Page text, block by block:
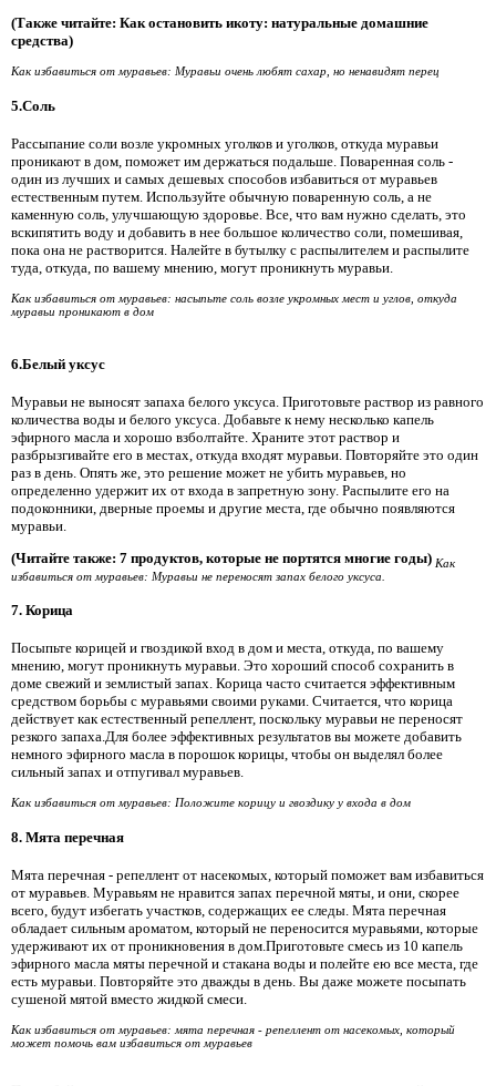
(Также читайте: Как остановить икоту: натуральные домашние
средства)
Как избавиться от муравьев: Муравьи очень любят сахар, но ненавидят перец
5.Соль
Рассыпание соли возле укромных уголков и уголков, откуда муравьи
проникают в дом, поможет им держаться подальше. Поваренная соль -
один из лучших и самых дешевых способов избавиться от муравьев
естественным путем. Используйте обычную поваренную соль, а не
каменную соль, улучшающую здоровье. Все, что вам нужно сделать, это
вскипятить воду и добавить в нее большое количество соли, помешивая,
пока она не растворится. Налейте в бутылку с распылителем и распылите
туда, откуда, по вашему мнению, могут проникнуть муравьи.
Как избавиться от муравьев: насыпьте соль возле укромных мест и углов, откуда
муравьи проникают в дом
6.Белый уксус
Муравьи не выносят запаха белого уксуса. Приготовьте раствор из равного
количества воды и белого уксуса. Добавьте к нему несколько капель
эфирного масла и хорошо взболтайте. Храните этот раствор и
разбрызгивайте его в местах, откуда входят муравьи. Повторяйте это один
раз в день. Опять же, это решение может не убить муравьев, но
определенно удержит их от входа в запретную зону. Распылите его на
подоконники, дверные проемы и другие места, где обычно появляются
муравьи.
(Читайте также: 7 продуктов, которые не портятся многие годы) Как
избавиться от муравьев: Муравьи не переносят запах белого уксуса.
7. Корица
Посыпьте корицей и гвоздикой вход в дом и места, откуда, по вашему
мнению, могут проникнуть муравьи. Это хороший способ сохранить в
доме свежий и землистый запах. Корица часто считается эффективным
средством борьбы с муравьями своими руками. Считается, что корица
действует как естественный репеллент, поскольку муравьи не переносят
резкого запаха.Для более эффективных результатов вы можете добавить
немного эфирного масла в порошок корицы, чтобы он выделял более
сильный запах и отпугивал муравьев.
Как избавиться от муравьев: Положите корицу и гвоздику у входа в дом
8. Мята перечная
Мята перечная - репеллент от насекомых, который поможет вам избавиться
от муравьев. Муравьям не нравится запах перечной мяты, и они, скорее
всего, будут избегать участков, содержащих ее следы. Мята перечная
обладает сильным ароматом, который не переносится муравьями, которые
удерживают их от проникновения в дом.Приготовьте смесь из 10 капель
эфирного масла мяты перечной и стакана воды и полейте ею все места, где
есть муравьи. Повторяйте это дважды в день. Вы даже можете посыпать
сушеной мятой вместо жидкой смеси.
Как избавиться от муравьев: мята перечная - репеллент от насекомых, который
может помочь вам избавиться от муравьев